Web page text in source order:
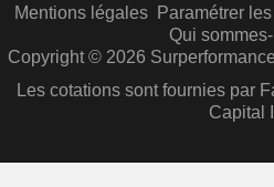
Mentions légales Paramétrer
Qui
Copyright © 2026
Les cotations sont fournies par
Capital